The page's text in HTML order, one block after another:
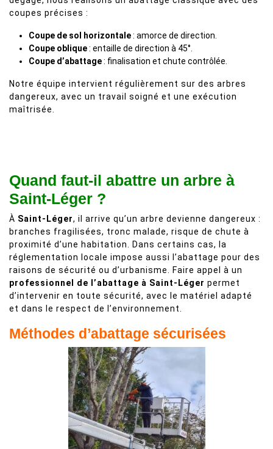
coupes précises :
Coupe de sol horizontale: amorce de direction.
Coupe oblique: entaille de direction à 45°.
Coupe d’abattage: finalisation et chute contrôlée.
Notre équipe intervient régulièrement sur des arbres
dangereux, avec un travail soigné et une exécution
maîtrisée.
Quand faut-il abattre un arbre à
Saint-Léger ?
À Saint-Léger, il arrive qu’un arbre devienne dangereux :
branches fragilisées, tronc malade, risque de chute à
proximité d’une habitation. Dans certains cas, la
réglementation locale impose aussi l’abattage pour des
raisons de sécurité ou d’urbanisme. Faire appel à un
professionnel de l’abattage à Saint-Léger permet
d’intervenir en toute sécurité, avec le matériel adapté
et dans le respect de l’environnement.
Méthodes d’abattage sécurisées